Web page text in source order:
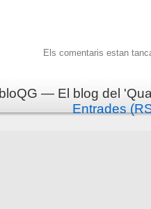
Els comentaris estan
bloQG — El blog del
Entrades